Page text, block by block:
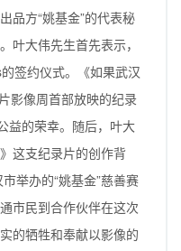
品方“姚基金”的代表秘
叶大伟先生首先表示，
签约仪式。《如果武汉
影像周首部放映的纪录
益的荣幸。随后，叶大
这支纪录片的创作背
举办的“姚基金”慈善赛
市民到合作伙伴在这次
的牺牲和奉献以影像的